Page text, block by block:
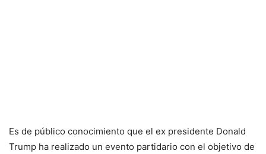
Es de público conocimiento que el ex presidente Donald
Trump ha realizado un evento partidario con el objetivo de